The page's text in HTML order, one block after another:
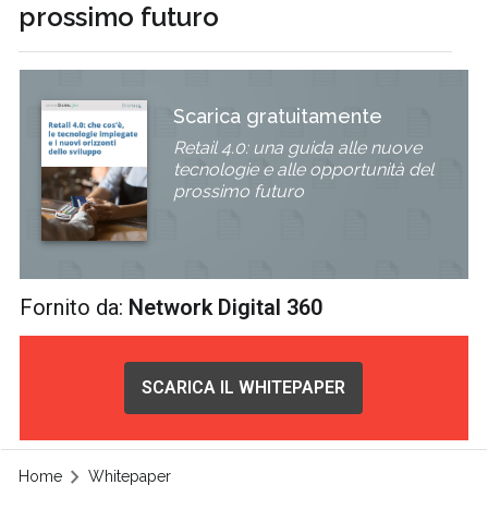
prossimo futuro
Scarica gratuitamente
Retail 4.0: una guida alle nuove
tecnologie e alle opportunità del
prossimo futuro
Fornito da: Network Digital 360
SCARICA IL WHITEPAPER
Home Whitepaper